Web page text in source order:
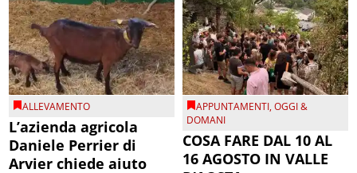
ALLEVAMENTO
L’azienda agricola
Daniele Perrier di
Arvier chiede aiuto
APPUNTAMENTI,OGGI &
DOMANI
COSA FARE DAL 10 AL
16 AGOSTO IN VALLE